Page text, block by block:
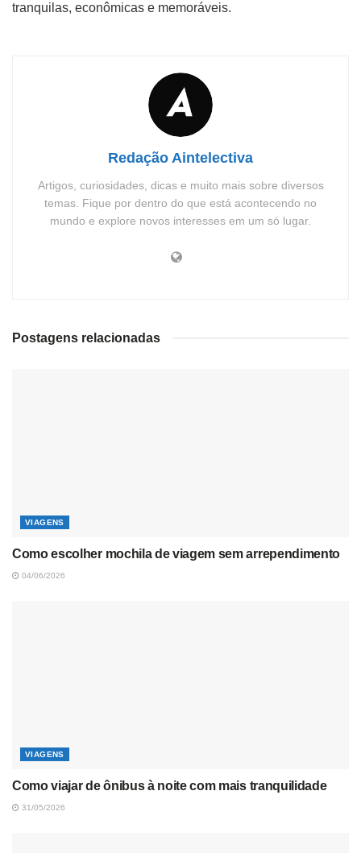
tranquilas, econômicas e memoráveis.
Redação Aintelectiva
Artigos, curiosidades, dicas e muito mais sobre diversos
temas. Fique por dentro do que está acontecendo no
mundo e explore novos interesses em um só lugar.
Postagens relacionadas
VIAGENS
Como escolher mochila de viagem sem arrependimento
04/06/2026
VIAGENS
Como viajar de ônibus à noite com mais tranquilidade
31/05/2026